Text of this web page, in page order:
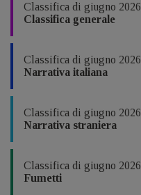
Classifica di giugno 2026
Classifica generale
Classifica di giugno 2026
Narrativa italiana
Classifica di giugno 2026
Narrativa straniera
Classifica di giugno 2026
Fumetti